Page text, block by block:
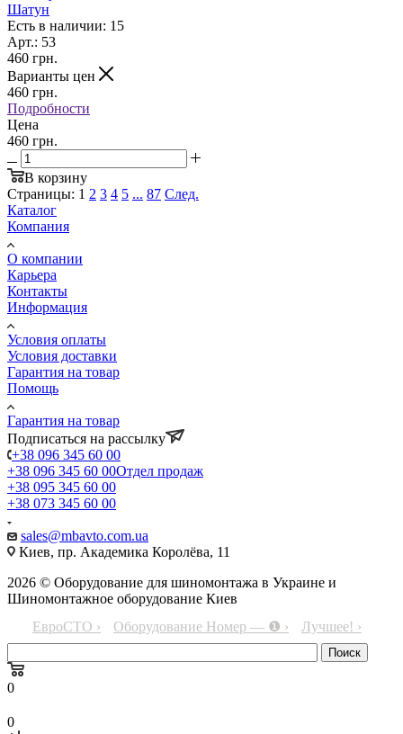
Шатун
Есть в наличии: 15
Арт.: 53
460 грн.
Варианты цен
460 грн.
Подробности
Цена
460 грн.
В корзину
Страницы: 1 2 3 4 5 ... 87 След.
Каталог
Компания
О компании
Карьера
Контакты
Информация
Условия оплаты
Условия доставки
Гарантия на товар
Помощь
Гарантия на товар
Подписаться на рассылку
+38 096 345 60 00
+38 096 345 60 00Отдел продаж
+38 095 345 60 00
+38 073 345 60 00
sales@mbavto.com.ua
Киев, пр. Академика Королёва, 11
2026 © Оборудование для шиномонтажа в Украине и
Шиномонтажное оборудование Киев
ЕвроСТО ›
Оборудование Номер — ❶ › Лучшее! ›
0
0